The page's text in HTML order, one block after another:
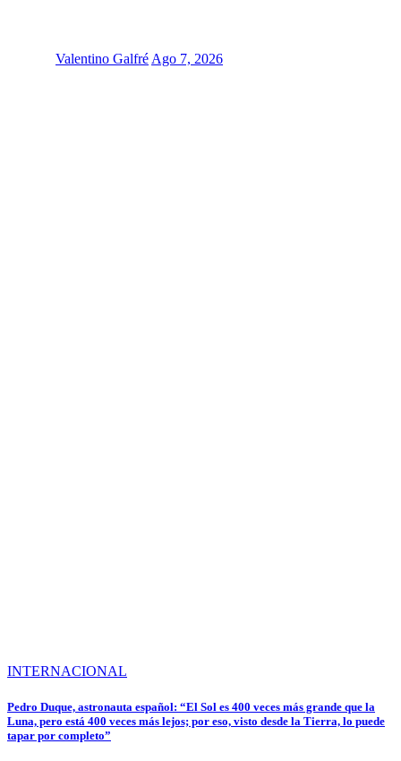
Valentino GalfréAgo 7, 2026
INTERNACIONAL
Pedro Duque, astronauta español: “El Sol es 400 veces más grande que la
Luna, pero está 400 veces más lejos; por eso, visto desde la Tierra, lo puede
tapar por completo”